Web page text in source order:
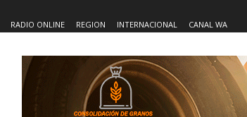
RADIO ONLINE REGION INTERNACIONAL CANAL WA